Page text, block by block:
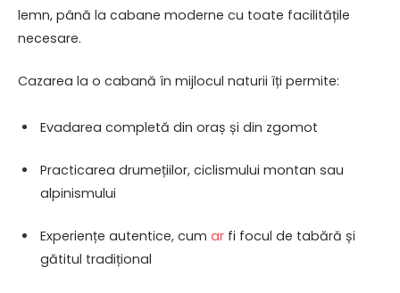
lemn, până la cabane moderne cu toate facilitățile
necesare.
Cazarea la o cabană în mijlocul naturii îți permite:
Evadarea completă din oraș și din zgomot
Practicarea drumețiilor, ciclismului montan sau
alpinismului
Experiențe autentice, cum ar fi focul de tabără și
gătitul tradițional